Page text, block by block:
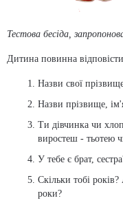
Тестова бесіда,
Дитина повинна
Назви свої
Назви прізвище,
Ти дівчинка чи
виростеш - тьотею
У тебе є брат,
Скільки тобі
роки?